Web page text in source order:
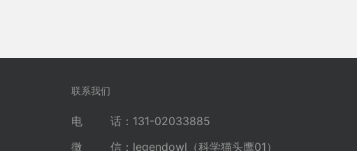
联系我们
电 话：131-02033885
微 信：legendowl（科学猫头鹰01）